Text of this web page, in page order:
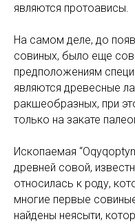
являются протоависы.
На самом деле, до
совиных, было еще
предположениям
являются древесные
ракшеобразных, при
только на закате
Ископаемая
древней совой,
относилась к роду,
многие первые
найдены неясыти,